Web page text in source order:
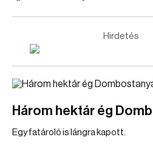
Hirdetés
Három hektár ég
Egy fatároló is lángra kapott.